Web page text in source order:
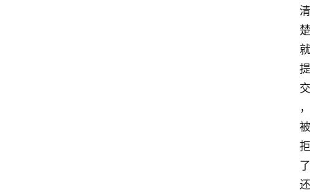
清
楚
就
提
交
，
被
拒
了
还